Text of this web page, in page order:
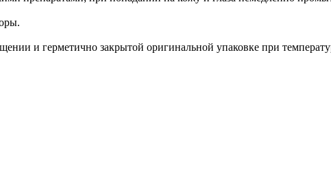
и герметично закрытой оригинальной упаковке при